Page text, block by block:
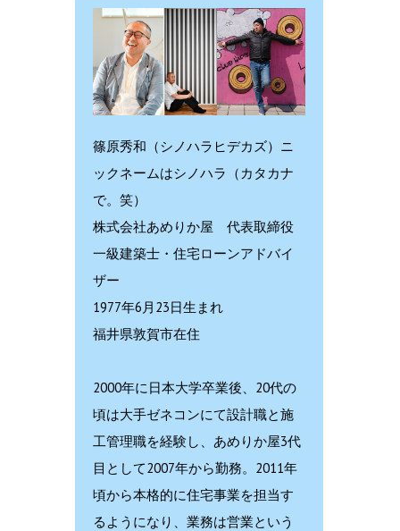
篠原秀和（シノハラヒデカズ）ニ
ックネームはシノハラ（カタカナ
で。笑）
株式会社あめりか屋 代表取締役
一級建築士・住宅ローンアドバイ
ザー
1977年6月23日生まれ
福井県敦賀市在住
2000年に日本大学卒業後、20代の
頃は大手ゼネコンにて設計職と施
工管理職を経験し、あめりか屋3代
目として2007年から勤務。2011年
頃から本格的に住宅事業を担当す
るようになり、業務は営業という